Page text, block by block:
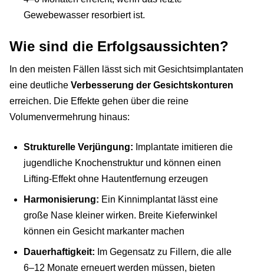
Gewebewasser resorbiert ist.
Wie sind die Erfolgsaussichten?
In den meisten Fällen lässt sich mit Gesichtsimplantaten
eine deutliche Verbesserung der Gesichtskonturen
erreichen. Die Effekte gehen über die reine
Volumenvermehrung hinaus:
Strukturelle Verjüngung: Implantate imitieren die
jugendliche Knochenstruktur und können einen
Lifting-Effekt ohne Hautentfernung erzeugen
Harmonisierung: Ein Kinnimplantat lässt eine
große Nase kleiner wirken. Breite Kieferwinkel
können ein Gesicht markanter machen
Dauerhaftigkeit: Im Gegensatz zu Fillern, die alle
6–12 Monate erneuert werden müssen, bieten